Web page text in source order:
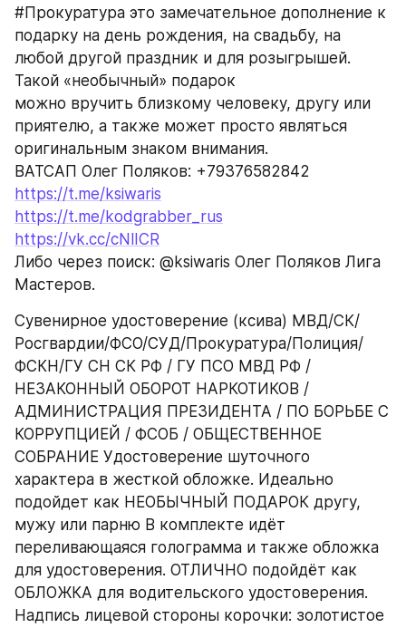
#Прокуратура это замечательное дополнение к
подарку на день рождения, на свадьбу, на
любой другой праздник и для розыгрышей.
Такой «необычный» подарок
можно вручить близкому человеку, другу или
приятелю, а также может просто являться
оригинальным знаком внимания.
ВАТСАП Олег Поляков: +79376582842
https://t.me/ksiwaris
https://t.me/kodgrabber_rus
https://vk.cc/cNlICR
Либо через поиск: @ksiwaris Олег Поляков Лига
Мастеров.
Сувенирное удостоверение (ксива) МВД/СК/
Росгвардии/ФСО/СУД/Прокуратура/Полиция/
ФСКН/ГУ СН СК РФ / ГУ ПСО МВД РФ /
НЕЗАКОННЫЙ ОБОРОТ НАРКОТИКОВ /
АДМИНИСТРАЦИЯ ПРЕЗИДЕНТА / ПО БОРЬБЕ С
КОРРУПЦИЕЙ / ФСОБ / ОБЩЕСТВЕННОЕ
СОБРАНИЕ Удостоверение шуточного
характера в жесткой обложке. Идеально
подойдет как НЕОБЫЧНЫЙ ПОДАРОК другу,
мужу или парню В комплекте идёт
переливающаяся голограмма и также обложка
для удостоверения. ОТЛИЧНО подойдёт как
ОБЛОЖКА для водительского удостоверения.
Надпись лицевой стороны корочки: золотистое